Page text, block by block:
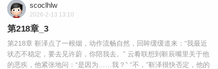
scoclhlw
2026-2-13 13:10
第218章_3
第218章 靳泽点了一根烟，动作流畅自然，回眸缓缓道来：“我最近
状态不稳定，要去见许蔚，你陪我去。” 云肴联想到靳辰嘴里关于他
的恶疾，他紧张地问：“是因为……我？” “不，”靳泽很快否定，他的